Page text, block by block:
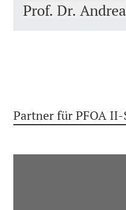
Prof. Dr.
Partner für PFOA II-